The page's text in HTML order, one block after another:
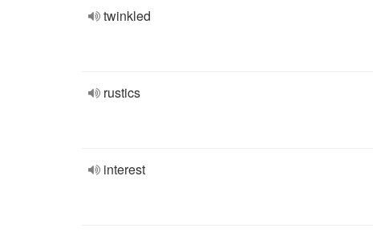
twinkled
rustics
interest